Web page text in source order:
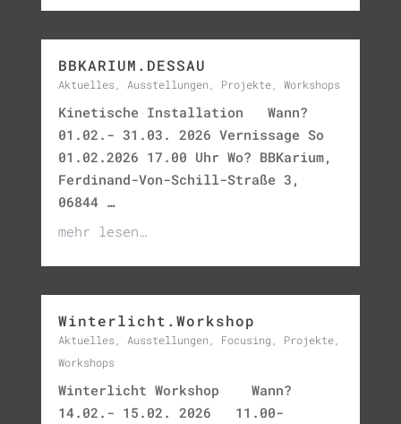
BBKARIUM.DESSAU
Aktuelles, Ausstellungen Projekte, Workshops
Kinetische Installation Wann?
01.02.- 31.03. 2026 Vernissage So
01.02.2026 17.00 Uhr Wo? BBKarium,
Ferdinand-Von-Schill-Straße 3,
06844 …
mehr lesen…
Winterlicht.Workshop
Aktuelles, Ausstellungen Focusing Projekte,
Workshops
Winterlicht Workshop Wann?
14.02.- 15.02. 2026 11.00-